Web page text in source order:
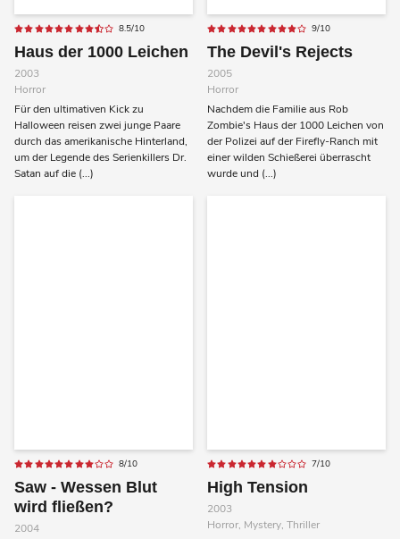
8.5/10
Haus der 1000 Leichen
2003
Horror
Für den ultimativen Kick zu
Halloween reisen zwei junge Paare
durch das amerikanische Hinterland,
um der Legende des Serienkillers Dr.
Satan auf die (...)
9/10
The Devil's Rejects
2005
Horror
Nachdem die Familie aus Rob
Zombie's Haus der 1000 Leichen von
der Polizei auf der Firefly-Ranch mit
einer wilden Schießerei überrascht
wurde und (...)
8/10
Saw - Wessen Blut
wird fließen?
2004
7/10
High Tension
2003
Horror, Mystery, Thriller